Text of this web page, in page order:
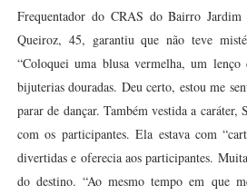
Frequentador do CRAS do Bairro Jardim
Queiroz, 45, garantiu que não teve
“Coloquei uma blusa vermelha, um lenço
bijuterias douradas. Deu certo, estou me
parar de dançar. Também vestida a
com os participantes. Ela estava com
divertidas e oferecia aos participantes.
do destino. “Ao mesmo tempo em que